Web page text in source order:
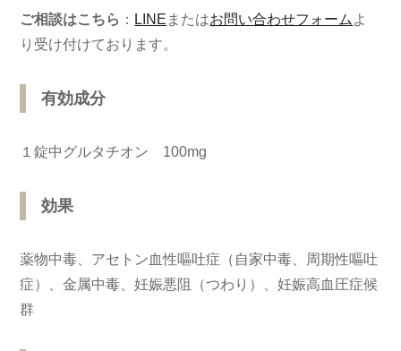
ご相談はこちら ： LINE またはお問い合わせフォーム よ
り受け付けております。
有効成分
１錠中グルタチオン 100mg
効果
薬物中毒、アセトン血性嘔吐症（自家中毒、周期性嘔吐
症）、金属中毒、妊娠悪阻（つわり）、妊娠高血圧症候
群